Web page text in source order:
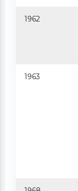
1962
1963